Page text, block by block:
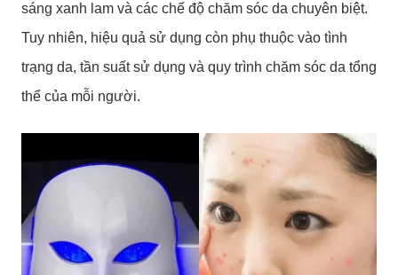
sáng xanh lam và các chế độ chăm sóc da chuyên biệt.
Tuy nhiên, hiệu quả sử dụng còn phụ thuộc vào tình
trạng da, tần suất sử dụng và quy trình chăm sóc da tổng
thể của mỗi người.